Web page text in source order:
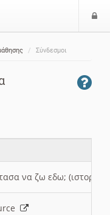
Σύνδεσμοι
να ζω εδω; (ιστορια)